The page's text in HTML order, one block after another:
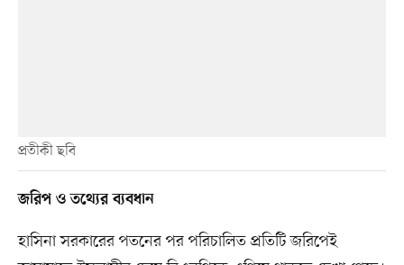
প্রতীকী ছবি
জরিপ ও তথ্যের ব্যবধান
হাসিনা সরকারের পতনের পর পরিচালিত প্রতিটি জরিপেই